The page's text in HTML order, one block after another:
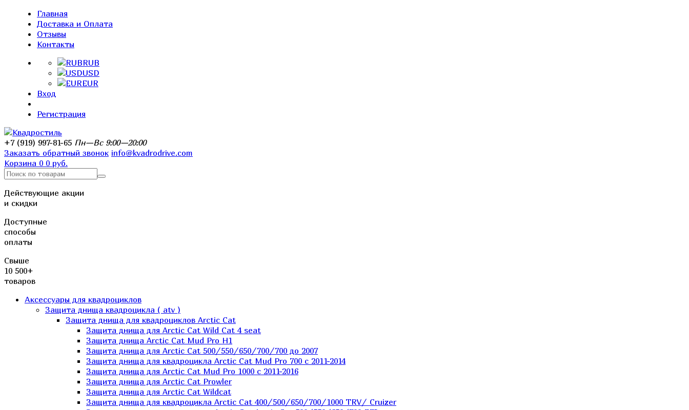
Главная
Доставка и Оплата
Отзывы
Контакты
RUB
USD
EUR
Вход
Регистрация
+7 (919) 997-81-65 Пн—Вс 9:00—20:00
Заказать обратный звонок info@kvadrodrive.com
Корзина 0 0 руб.
Действующие акции
и скидки
Доступные
способы
оплаты
Свыше
10 500+
товаров
Аксессуары для квадроциклов
Защита днища квадроцикла ( atv )
Защита днища для квадроциклов Arctic Cat
Защита днища для Arctic Cat Wild Cat 4 seat
Защита днища Arctic Cat Mud Pro H1
Защита днища для Arctic Cat 500/550/650/700/700 до 2007
Защита днища для квадроцикла Arctic Cat Mud Pro 700 с 2011-2014
Защита днища для Arctic Cat Mud Pro 1000 c 2011-2016
Защита днища для Arctic Cat Prowler
Защита днища для Arctic Cat Wildcat
Защита днища для квадроцикла Arctic Cat 400/500/650/700/1000 TRV/ Cruizer